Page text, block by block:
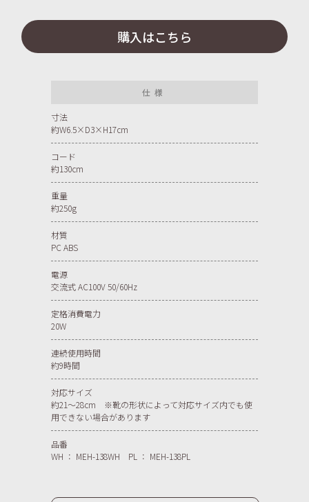
購入はこちら
仕様
寸法
約W6.5×D3×H17cm
コード
約130cm
重量
約250g
材質
PC ABS
電源
交流式 AC100V 50/60Hz
定格消費電力
20W
連続使用時間
約9時間
対応サイズ
約21〜28cm ※靴の形状によって対応サイズ内でも使
用できない場合があります
品番
WH ： MEH-138WH PL ： MEH-138PL